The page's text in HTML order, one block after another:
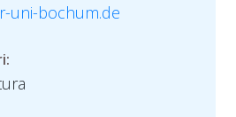
uni-bochum.de